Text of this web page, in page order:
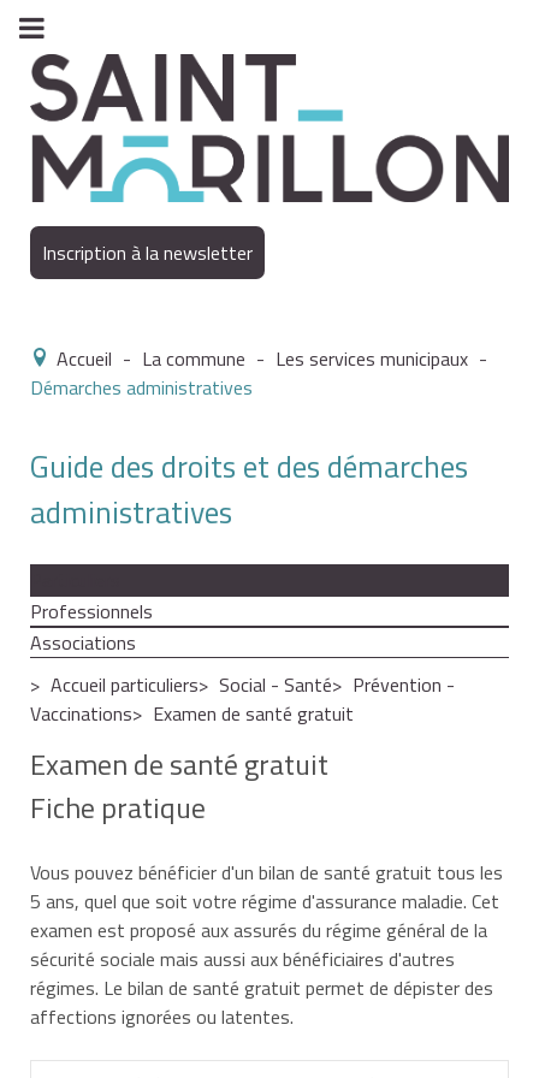
Inscription à la newsletter
Accueil - La commune - Les services municipaux -
Démarches administratives
Guide des droits et des démarches
administratives
Professionnels
Associations
Accueil particuliers
Social - Santé
Prévention -
Vaccinations
Examen de santé gratuit
Examen de santé gratuit
Fiche pratique
Vous pouvez bénéficier d'un bilan de santé gratuit tous les
5 ans, quel que soit votre régime d'assurance maladie. Cet
examen est proposé aux assurés du régime général de la
sécurité sociale mais aussi aux bénéficiaires d'autres
régimes. Le bilan de santé gratuit permet de dépister des
affections ignorées ou latentes.